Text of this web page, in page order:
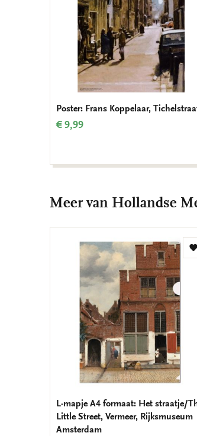
Poster: Frans Koppelaar,
€ 9,99
Meer van Hollandse
L-mapje A4 formaat: Het straatje/
Little Street, Vermeer, Rijksmuseum
Amsterdam